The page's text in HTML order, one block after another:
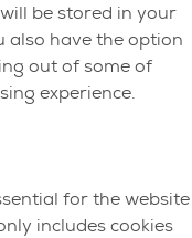
be stored in your
also have the option
out of some of
experience.
for the website
includes cookies